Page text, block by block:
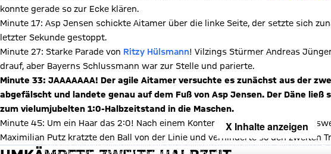
konnte gerade so zur Ecke klären.
Minute 17: Asp Jensen schickte Aitamer über die linke Seite, der setzte sich
letzter Sekunde gestoppt.
Minute 27: Starke Parade von Ritzy Hülsmann! Vilzings Stürmer Andreas
drauf, aber Bayerns Schlussmann war zur Stelle und parierte.
Minute 33: JAAAAAAA! Der agile Aitamer versuchte es zunächst aus der
abgefälscht und landete genau auf dem Fuß von Asp Jensen. Der Däne ließ
zum vielumjubelten 1:0-Halbzeitstand in die Maschen.
Minute 45: Um ein Haar das 2:0! Nach einem Konter legte Asp Jensen
Maximilian Putz kratzte den Ball von der Linie und verhinderte so den zweiten
X Inhalte anzeigen
Mit Klick auf den Button ermöglichen Sie es diesem sozialen Netzwerk, Ihre Daten (z.